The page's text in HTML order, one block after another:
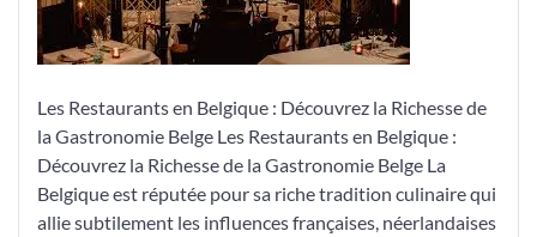
Belgique
Les Restaurants en Belgique : Découvrez la Richesse de
la Gastronomie Belge Les Restaurants en Belgique :
Découvrez la Richesse de la Gastronomie Belge La
Belgique est réputée pour sa riche tradition culinaire qui
allie subtilement les influences françaises, néerlandaises